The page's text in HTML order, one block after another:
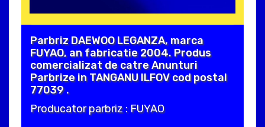
Parbriz DAEWOO LEGANZA, marca
FUYAO, an fabricatie 2004. Produs
comercializat de catre Anunturi
Parbrize in TANGANU ILFOV cod postal
77039 .
Producator parbriz : FUYAO